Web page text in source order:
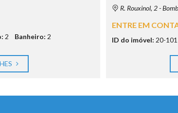
2 Banheiro: 2
R. Rouxinol, 2 -
ENTRE EM
ID do imóvel: 20-101